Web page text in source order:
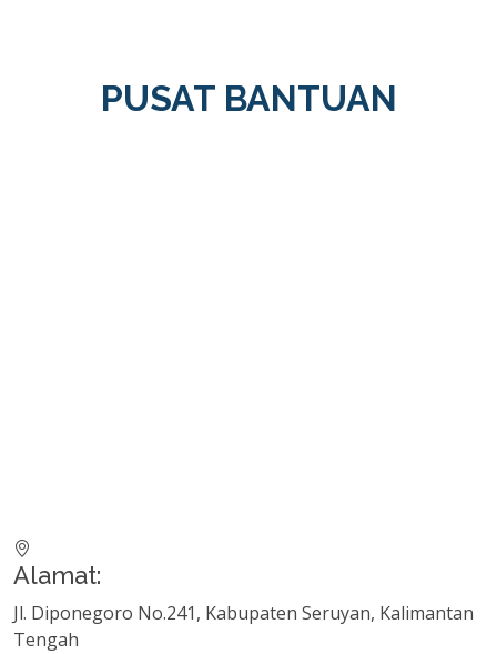
PUSAT BANTUAN
Alamat:
Jl. Diponegoro No.241, Kabupaten Seruyan, Kalimantan
Tengah